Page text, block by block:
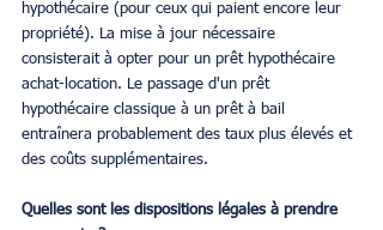
hypothécaire (pour ceux qui paient encore leur
propriété). La mise à jour nécessaire
consisterait à opter pour un prêt hypothécaire
achat-location. Le passage d'un prêt
hypothécaire classique à un prêt à bail
entraînera probablement des taux plus élevés et
des coûts supplémentaires.
Quelles sont les dispositions légales à prendre